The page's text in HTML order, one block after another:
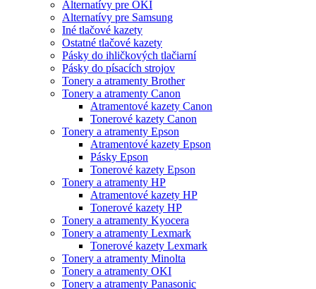
Alternatívy pre OKI
Alternatívy pre Samsung
Iné tlačové kazety
Ostatné tlačové kazety
Pásky do ihličkových tlačiarní
Pásky do písacích strojov
Tonery a atramenty Brother
Tonery a atramenty Canon
Atramentové kazety Canon
Tonerové kazety Canon
Tonery a atramenty Epson
Atramentové kazety Epson
Pásky Epson
Tonerové kazety Epson
Tonery a atramenty HP
Atramentové kazety HP
Tonerové kazety HP
Tonery a atramenty Kyocera
Tonery a atramenty Lexmark
Tonerové kazety Lexmark
Tonery a atramenty Minolta
Tonery a atramenty OKI
Tonery a atramenty Panasonic